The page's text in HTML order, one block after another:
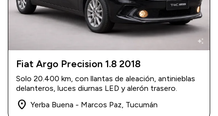
auto_awesome
2018|20.400 km
$ 17.300.000
Fiat Argo Precision 1.8 2018
Solo 20.400 km, con llantas de aleación, antinieblas
delanteros, luces diurnas LED y alerón trasero.
place Yerba Buena - Marcos Paz, Tucumán